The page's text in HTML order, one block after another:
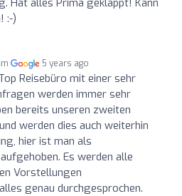
:-)
5 years ago
Reisebüro mit einer sehr
werden immer sehr
bereits unseren zweiten
werden dies auch weiterhin
hier ist man als
Es werden alle
Vorstellungen
genau durchgesprochen.